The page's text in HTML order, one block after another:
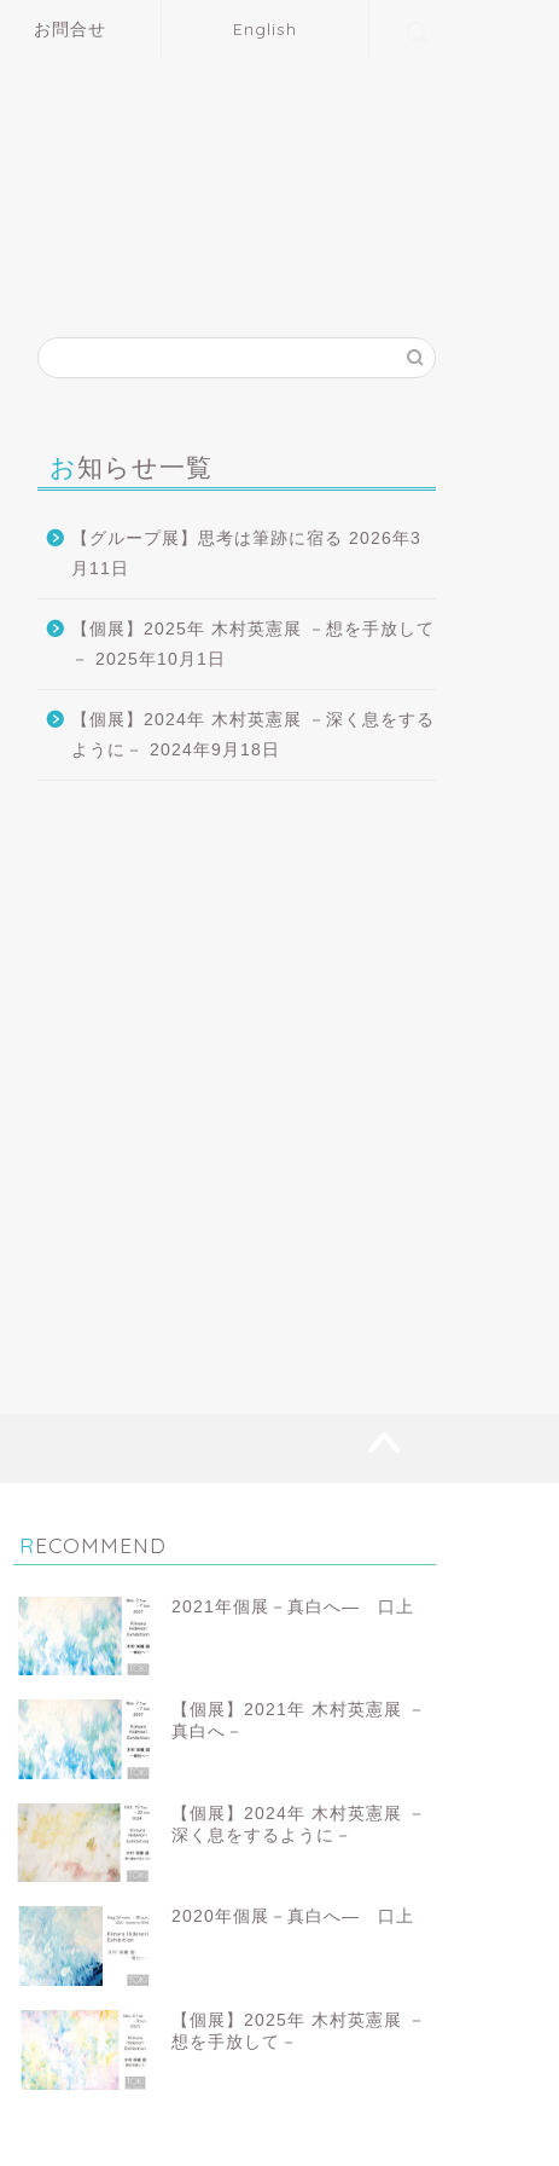
お問合せ English
お知らせ一覧
【グループ展】思考は筆跡に宿る 2026年3
月11日
【個展】2025年 木村英憲展 －想を手放して
－
2025年10月1日
【個展】2024年 木村英憲展 －深く息をする
ように－
2024年9月18日
RECOMMEND
2021年個展－真白へ― 口上
【個展】2021年 木村英憲展 －
真白へ－
【個展】2024年 木村英憲展 －
深く息をするように－
2020年個展－真白へ― 口上
【個展】2025年 木村英憲展 －
想を手放して－